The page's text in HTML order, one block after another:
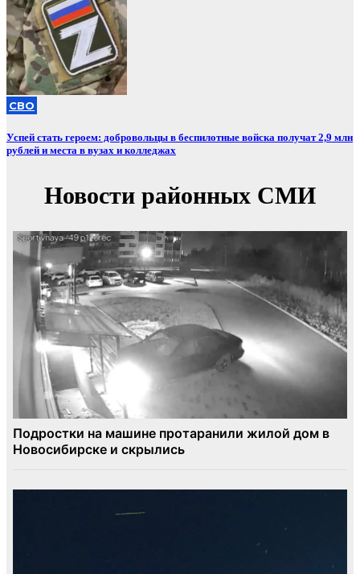
СВО
Успей стать героем: добровольцы в беспилотные войска получат 2,9 млн
рублей и места в вузах и колледжах